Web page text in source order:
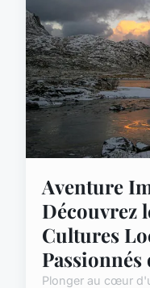
Aventure
Découvrez
Cultures
Plonger au cœur